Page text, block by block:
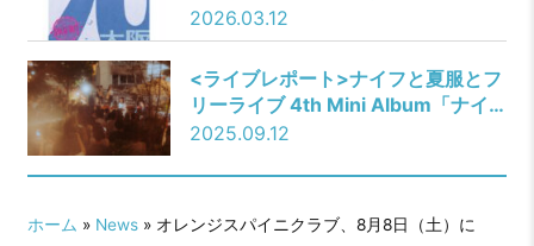
OA、TikTok先行配信と事前予約も
スタート。
Vol.3」@バナナホール
2026.03.12
<ライブレポート>ナイフと夏服とフ
リーライブ 4th Mini Album「ナイ
フ」フリーライブーーオレンジスパ
2025.09.12
ホーム » News» オレンジスパイニクラブ、8月8日（土）に